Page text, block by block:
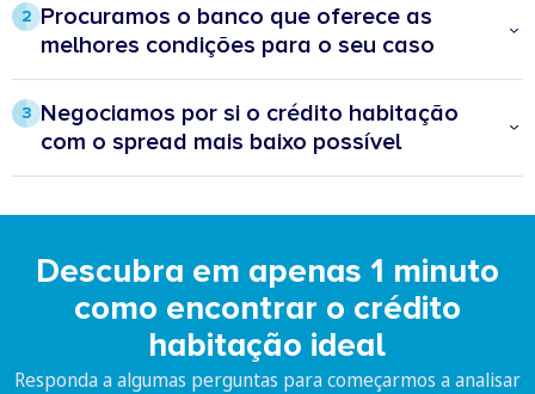
2 Procuramos o banco que oferece as
melhores condições para o seu caso
os meses.
3 Negociamos por si o crédito habitação
com o spread mais baixo possível
instituições a melhor proposta para si.
Descubra em apenas 1 minuto
como encontrar o crédito
habitação ideal
Responda a algumas perguntas para começarmos a analisar